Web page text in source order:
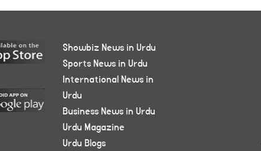
Showbiz News in Urdu
Sports News in Urdu
International News in
Urdu
Business News in Urdu
Urdu Magazine
Urdu Blogs